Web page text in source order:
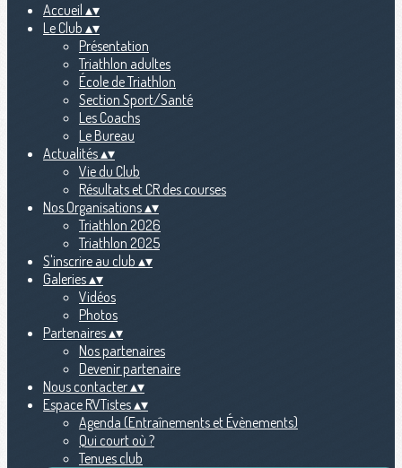
Accueil ▴▾
Le Club ▴▾
Présentation
Triathlon adultes
École de Triathlon
Section Sport/Santé
Les Coachs
Le Bureau
Actualités▴▾
Vie du Club
Résultats et CR des courses
Nos Organisations▴▾
Triathlon 2026
Triathlon 2025
S'inscrire au club ▴▾
Galeries▴▾
Vidéos
Photos
Partenaires▴▾
Nos partenaires
Devenir partenaire
Nous contacter▴▾
Espace RVTistes▴▾
Agenda (Entraînements et Évènements)
Qui court où ?
Tenues club